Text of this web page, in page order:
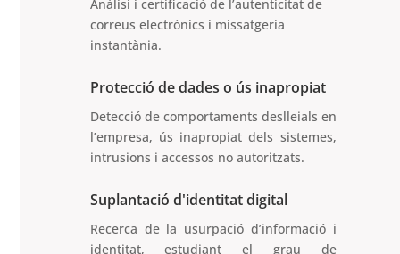
Anàlisi i certificació de l’autenticitat de
correus electrònics i missatgeria
instantània.
Protecció de dades o ús inapropiat
Detecció de comportaments deslleials en
l’empresa, ús inapropiat dels sistemes,
intrusions i accessos no autoritzats.
Suplantació d'identitat digital
Recerca de la usurpació d’informació i
identitat, estudiant el grau de